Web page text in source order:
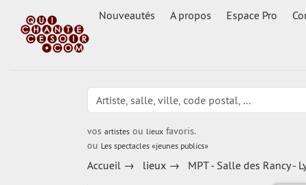
Nouveautés A propos Espace Pro
vos artistesou lieuxfavoris.
ou Les spectacles «jeunes publics»
Accueil→ lieux→ MPT - Salle des Rancy -